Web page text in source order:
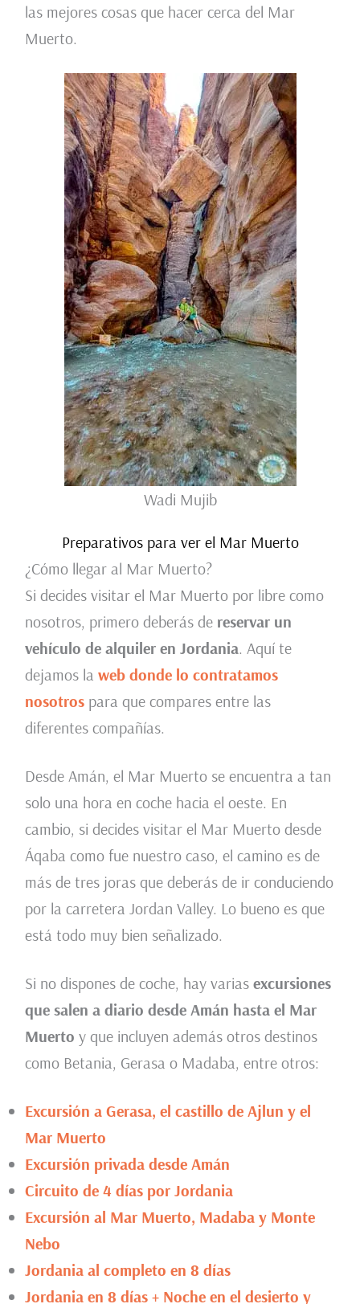
las mejores cosas que hacer cerca del Mar
Muerto.
Wadi Mujib
Preparativos para ver el Mar Muerto
¿Cómo llegar al Mar Muerto?
Si decides visitar el Mar Muerto por libre como
nosotros, primero deberás de reservar un
vehículo de alquiler en Jordania. Aquí te
dejamos la web donde lo contratamos
nosotrospara que compares entre las
diferentes compañías.
Desde Amán, el Mar Muerto se encuentra a tan
solo una hora en coche hacia el oeste. En
cambio, si decides visitar el Mar Muerto desde
Áqaba como fue nuestro caso, el camino es de
más de tres joras que deberás de ir conduciendo
por la carretera Jordan Valley. Lo bueno es que
está todo muy bien señalizado.
Si no dispones de coche, hay varias excursiones
que salen a diario desde Amán hasta el Mar
Muerto y que incluyen además otros destinos
como Betania, Gerasa o Madaba, entre otros:
Excursión a Gerasa, el castillo de Ajlun y el
Mar Muerto
Excursión privada desde Amán
Circuito de 4 días por Jordania
Excursión al Mar Muerto, Madaba y Monte
Nebo
Jordania al completo en 8 días
Jordania en 8 días + Noche en el desierto y